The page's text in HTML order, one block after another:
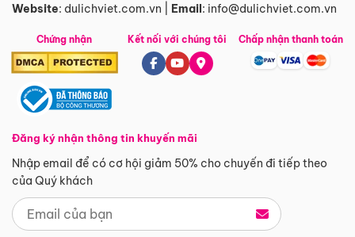
Website: dulichviet.com.vn Email: info@dulichviet.com.vn
Chứng nhận
Đăng ký nhận thông tin khuyến mãi
Nhập email để có cơ hội giảm 50% cho chuyến đi tiếp theo
của Quý khách
Kết nối với chúng tôi Chấp nhận thanh toán